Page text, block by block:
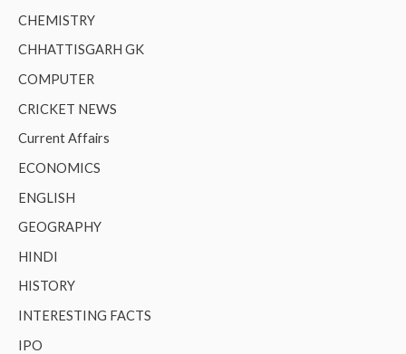
CHEMISTRY
CHHATTISGARH GK
COMPUTER
CRICKET NEWS
Current Affairs
ECONOMICS
ENGLISH
GEOGRAPHY
HINDI
HISTORY
INTERESTING FACTS
IPO